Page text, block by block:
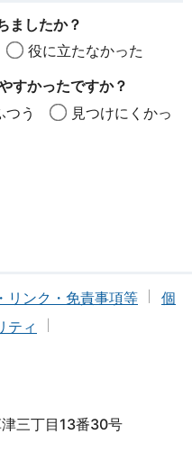
ましたか？
役に立たなかった
すかったですか？
つう
見つけにくかっ
リンク・免責事項等
個
ティ
三丁目13番30号